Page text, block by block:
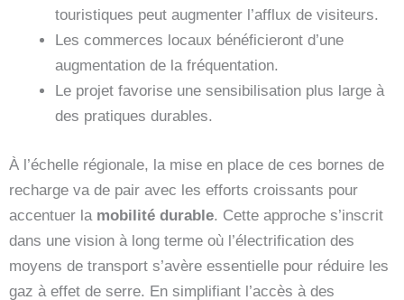
touristiques peut augmenter l’afflux de visiteurs.
Les commerces locaux bénéficieront d’une
augmentation de la fréquentation.
Le projet favorise une sensibilisation plus large à
des pratiques durables.
À l’échelle régionale, la mise en place de ces bornes de
recharge va de pair avec les efforts croissants pour
accentuer la mobilité durable. Cette approche s’inscrit
dans une vision à long terme où l’électrification des
moyens de transport s’avère essentielle pour réduire les
gaz à effet de serre. En simplifiant l’accès à des